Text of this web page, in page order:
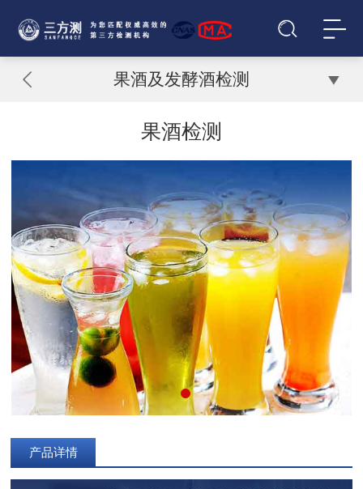
果酒及发酵酒检测
果酒检测
产品详情